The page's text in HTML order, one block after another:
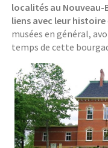
localités au Nouveau-
liens avec leur histoire
musées en général,
temps de cette